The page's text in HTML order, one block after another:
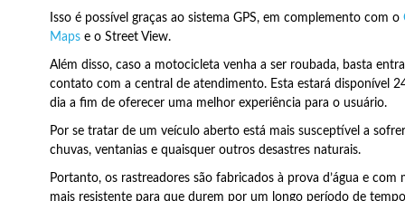
Isso é possível graças ao sistema GPS, em complemento com o
Mapse o Street View.
Além disso, caso a motocicleta venha a ser roubada, basta
contato com a central de atendimento. Esta estará disponível
dia a fim de oferecer uma melhor experiência para o usuário.
Por se tratar de um veículo aberto está mais susceptível a
chuvas, ventanias e quaisquer outros desastres naturais.
Portanto, os rastreadores são fabricados à prova d’água e com
mais resistente para que durem por um longo período de